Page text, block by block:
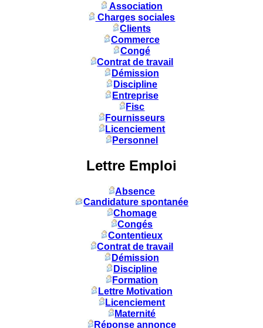
Association
Charges sociales
Clients
Commerce
Congé
Contrat de travail
Démission
Discipline
Entreprise
Fisc
Fournisseurs
Licenciement
Personnel
Lettre Emploi
Absence
Candidature spontanée
Chomage
Congés
Contentieux
Contrat de travail
Démission
Discipline
Formation
Lettre Motivation
Licenciement
Maternité
Réponse annonce